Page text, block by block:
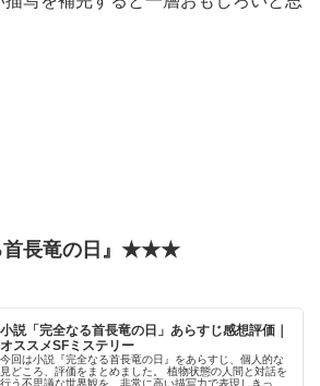
首長竜の日』★★★
小説「完全なる首長竜の日」あらすじ感想評価｜
オススメSFミステリー
今回は小説『完全なる首長竜の日』をあらすじ、個人的な
見どころ、評価をまとめました。 植物状態の人間と対話を
行う不思議な世界観を、非常に高い描写力で表現しきった